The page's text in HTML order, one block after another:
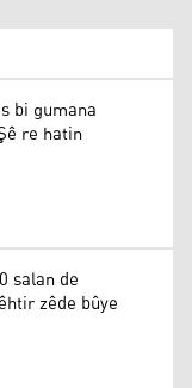
bi gumana
re hatin
salan de
zêde bûye